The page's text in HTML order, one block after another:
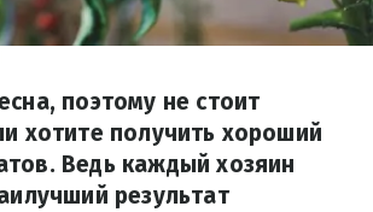
поэтому не стоит
хотите получить хороший
Ведь каждый хозяин
результат